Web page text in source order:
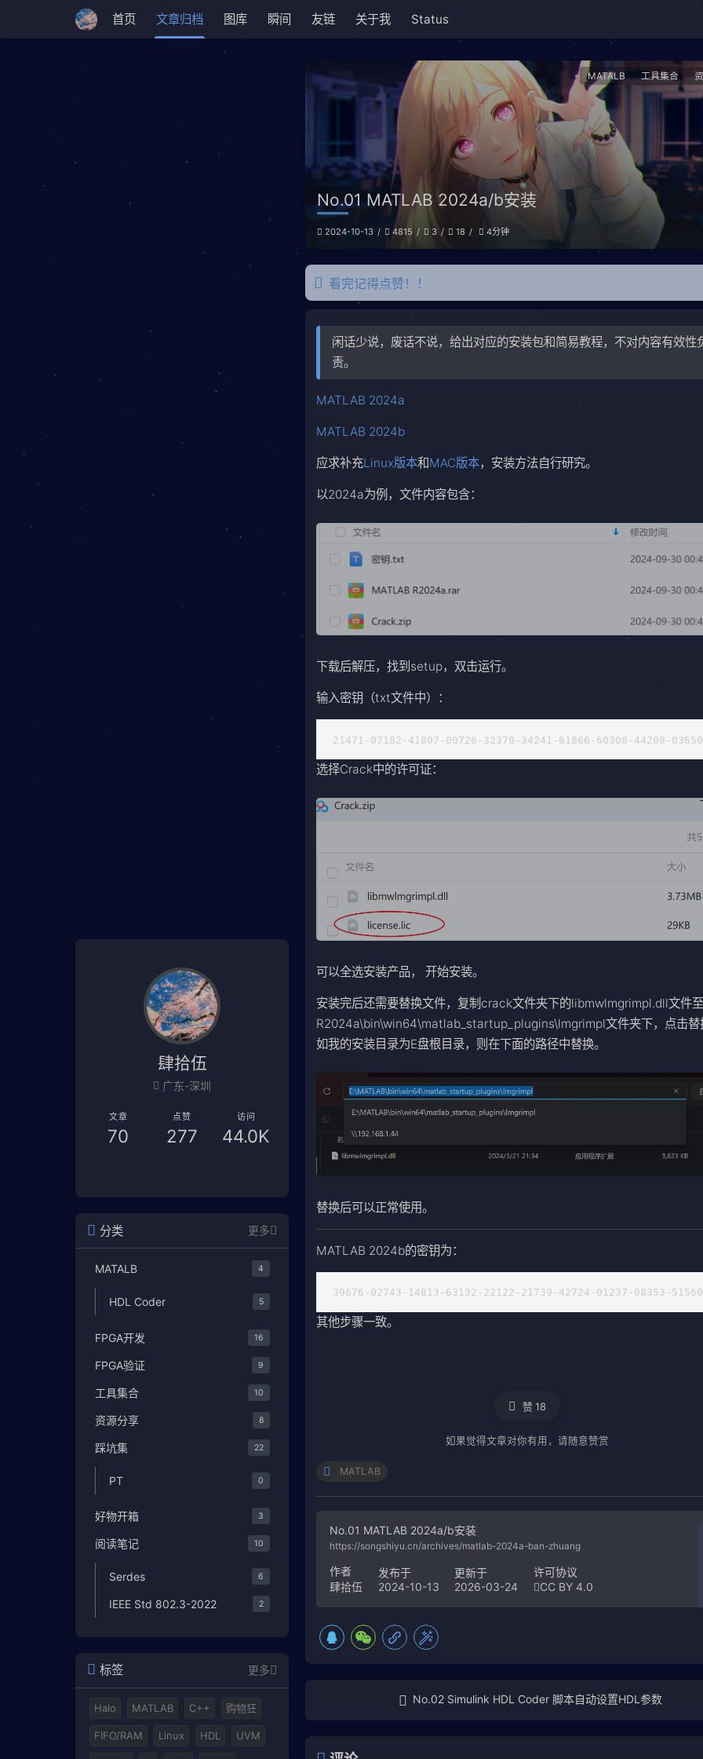
首页 文章归档 图库 瞬间 友链 关于我 Status
MATALB 工具集合
No.01 MATLAB 2024a/b安装
2024-10-13 4815 3 18 4分钟
看完记得点赞！！
闲话少说，废话不说，给出对应的安装包和简易教程，不对内容有效性
责。
MATLAB 2024a
MATLAB 2024b
应求补充Linux版本和MAC版本，安装方法自行研究。
以2024a为例，文件内容包含：
下载后解压，找到setup，双击运行。
输入密钥（txt文件中）：
21471-07182-41807-00726-32378-34241-61866-60308-44209-
选择Crack中的许可证：
可以全选安装产品， 开始安装。
安装完后还需要替换文件，复制crack文件夹下的libmwlmgrimpl.dll文件至
R2024a\bin\win64\matlab_startup_plugins\lmgrimpl文件夹下，点击替
如我的安装目录为E盘根目录，则在下面的路径中替换。
替换后可以正常使用。
MATLAB 2024b的密钥为：
39676-02743-14813-63132-22122-21739-42724-01237-08353-
其他步骤一致。
赞18
如果觉得文章对你有用，请随意赞赏
MATLAB
No.01 MATLAB 2024a/b安装
https://songshiyu.cn/archives/matlab-2024a-ban-zhuang
作者
肆拾伍
发布于
2024-10-13
更新于
2026-03-24
许可协议
CC BY 4.0
No.02 Simulink HDL Coder 脚本自动设置HDL参数
肆拾伍
广东-深圳
文章
70
点赞
277
访问
44.0K
分类 更多
MATALB 4
HDL Coder 5
FPGA开发 16
FPGA验证 9
工具集合 10
资源分享 8
踩坑集 22
PT 0
好物开箱 3
阅读笔记 10
Serdes 6
IEEE Std 802.3-2022 2
标签 更多
Halo MATLAB C++ 购物狂
FIFO/RAM Linux HDL UVM